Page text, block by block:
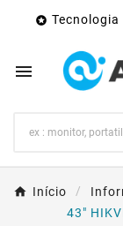


Início
43"